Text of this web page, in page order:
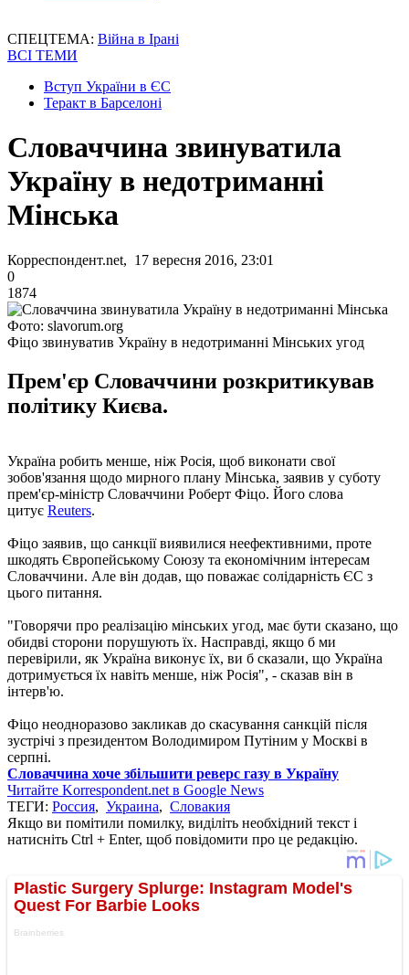
СПЕЦТЕМА: Війна в Ірані
ВСІ ТЕМИ
Вступ України в ЄС
Теракт в Барселоні
Словаччина звинуватила
Україну в недотриманні
Мінська
Корреспондент.net, 17 вересня 2016, 23:01
0
1874
Фото: slavorum.org
Фіцо звинуватив Україну в недотриманні Мінських угод
Прем'єр Словаччини розкритикував
політику Києва.
Україна робить менше, ніж Росія, щоб виконати свої
зобов'язання щодо мирного плану Мінська, заявив у суботу
прем'єр-міністр Словаччини Роберт Фіцо. Його слова
цитує Reuters.
Фіцо заявив, що санкції виявилися неефективними, проте
шкодять Європейському Союзу та економічним інтересам
Словаччини. Але він додав, що поважає солідарність ЄС з
цього питання.
"Говорячи про реалізацію мінських угод, має бути сказано, що
обидві сторони порушують їх. Насправді, якщо б ми
перевірили, як Україна виконує їх, ви б сказали, що Україна
дотримується їх навіть менше, ніж Росія", - сказав він в
інтерв'ю.
Фіцо неодноразово закликав до скасування санкцій після
зустрічі з президентом Володимиром Путіним у Москві в
серпні.
Словаччина хоче збільшити реверс газу в Україну
Читайте Korrespondent.net в Google News
ТЕГИ: Россия, Украина, Словакия
Якщо ви помітили помилку, виділіть необхідний текст і
натисніть Ctrl + Enter, щоб повідомити про це редакцію.